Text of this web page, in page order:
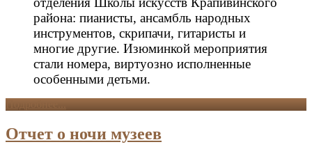
района: пианисты, ансамбль народных
инструментов, скрипачи, гитаристы и
многие другие. Изюминкой мероприятия
стали номера, виртуозно исполненные
особенными детьми.
Подробнее...
Отчет о ночи музеев